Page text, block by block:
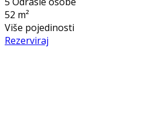
52 m²
Više pojedinosti
Rezerviraj